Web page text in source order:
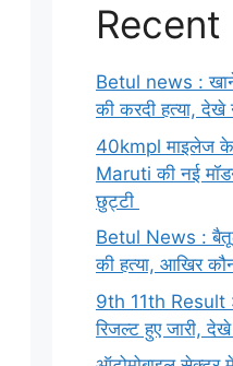
Betul news : खाने
की करदी हत्या, देखे
40kmpl माइलेज के
Maruti की नई
छुट्टी
Betul News : बैतूल
की हत्या, आखिर
9th 11th Result :
रिजल्ट हुए जारी,